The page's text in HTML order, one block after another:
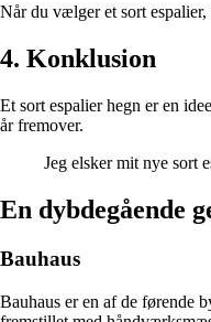
Når du vælger et sort
4. Konklusion
Et sort espalier hegn er en
år fremover.
Jeg elsker mit nye sort
En dybdegående
Bauhaus
Bauhaus er en af de førende